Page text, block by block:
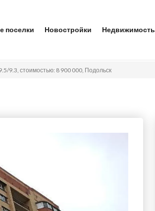
поселки Новостройки Недвижимость
9.3, стоимостью: 8 900 000, Подольск